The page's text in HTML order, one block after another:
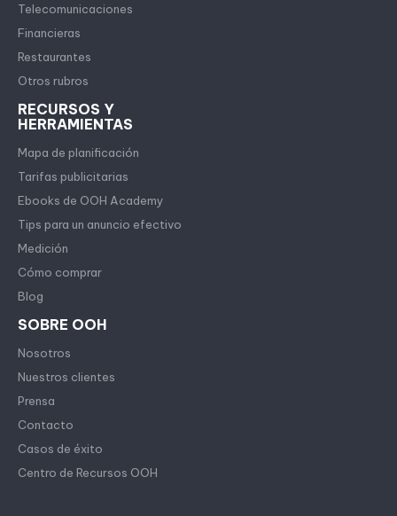
Telecomunicaciones
Financieras
Restaurantes
Otros rubros
RECURSOS Y
HERRAMIENTAS
Mapa de planificación
Tarifas publicitarias
Ebooks de OOH Academy
Tips para un anuncio efectivo
Medición
Cómo comprar
Blog
SOBRE OOH
Nosotros
Nuestros clientes
Prensa
Contacto
Casos de éxito
Centro de Recursos OOH